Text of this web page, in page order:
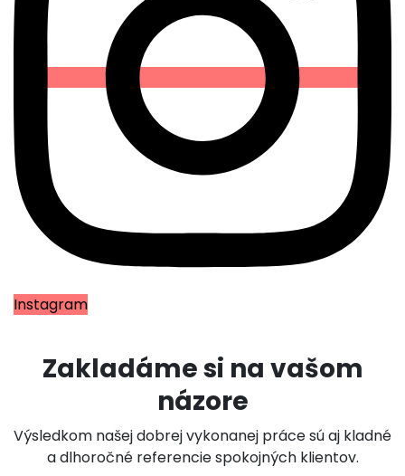
Instagram
Zakladáme si na vašom
názore
Výsledkom našej dobrej vykonanej práce sú aj kladné
a dlhoročné referencie spokojných klientov.